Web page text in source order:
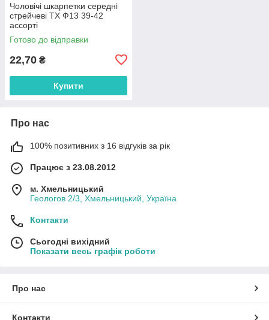
Чоловічі шкарпетки середні
стрейчеві ТХ Ф13 39-42
ассорті
Готово до відправки
22,70 ₴
Купити
Про нас
100% позитивних з 16 відгуків за рік
Працює з 23.08.2012
м. Хмельницький
Геологов 2/3, Хмельницький, Україна
Контакти
Сьогодні вихідний
Показати весь графік роботи
Про нас
Контакти